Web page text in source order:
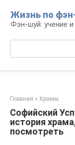
контенту
Жизнь по
Фэн-шуй: учение и
Главная » Храмы
Софийский
история
посмотреть